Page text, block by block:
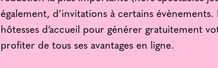
également, d’invitations à certains évènements.
hôtesses d’accueil pour générer gratuitement
profiter de tous ses avantages en ligne.